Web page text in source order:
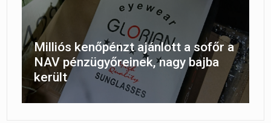
Milliós kenőpénzt ajánlott a sofőr a
NAV pénzügyőreinek, nagy bajba
került